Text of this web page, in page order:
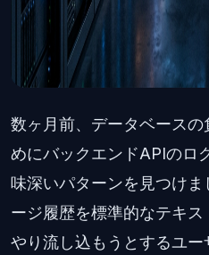
数ヶ月前、データベース
めにバックエンドAPIのロ
味深いパターンを見つけ
ージ履歴を標準的なテキ
やり流し込もうとするユ